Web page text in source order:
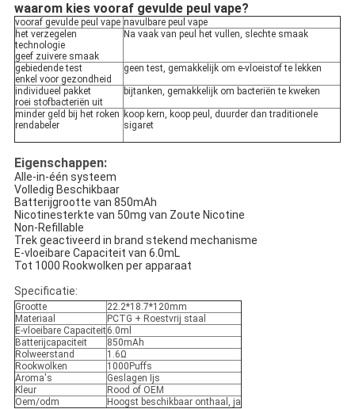
waarom kies vooraf gevulde peul vape?
vooraf gevulde peul vape navulbare peul vape
het verzegelen
technologie
geef zuivere smaak
Na vaak van peul het vullen, slechte smaak
gebiedende test
enkel voor gezondheid
geen test, gemakkelijk om e-vloeistof te lekken
individueel pakket
roei stofbacteriën uit
bijtanken, gemakkelijk om bacteriën te kweken
minder geld bij het roken
rendabeler
koop kern, koop peul, duurder dan traditionele
sigaret
Eigenschappen:
Alle-in-één systeem
Volledig Beschikbaar
Batterijgrootte van 850mAh
Nicotinesterkte van 50mg van Zoute Nicotine
Non-Refillable
Trek geactiveerd in brand stekend mechanisme
E-vloeibare Capaciteit van 6.0mL
Tot 1000 Rookwolken per apparaat
Specificatie:
Grootte
22.2*18.7*120mm
Materiaal
PCTG + Roestvrij staal
E-vloeibare Capaciteit6.0ml
Batterijcapaciteit
850mAh
Rolweerstand
1.6Ω
Rookwolken
1000Puffs
Aroma's
Geslagen Ijs
Kleur
Rood of OEM
Oem/odm
Hoogst beschikbaar onthaal, ja